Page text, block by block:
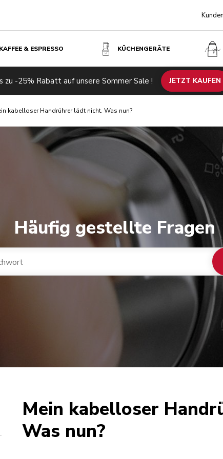
KAFFEE & ESPRESSO KÜCHENGERÄTE
zu -25% Rabatt auf unsere Sommer Sale ! JETZT KAUFEN
kabelloser Handrührer lädt nicht. Was nun?
Häufig gestellte Fragen
Mein kabelloser
Was nun?